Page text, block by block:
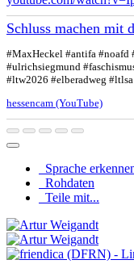
Schluss machen mit
#MaxHeckel #antifa #noafd
#ulrichsiegmund
#ltw2026 #elberadweg #ltlsa
hessencam (YouTube)
Sprache
Rohdaten
Teile mit...